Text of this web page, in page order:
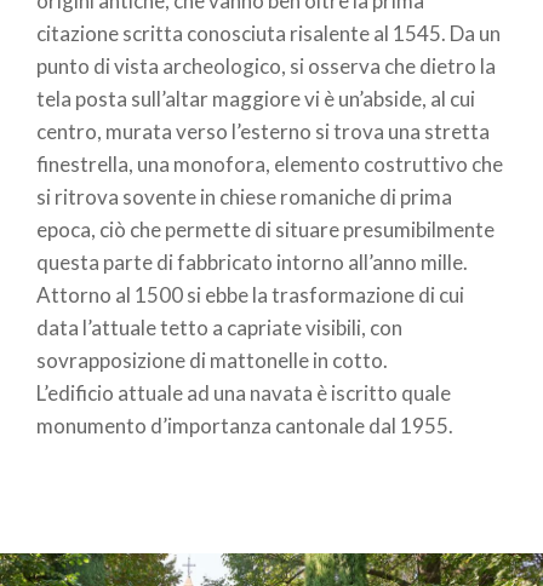
citazione scritta conosciuta risalente al 1545. Da un
punto di vista archeologico, si osserva che dietro la
tela posta sull’altar maggiore vi è un’abside, al cui
centro, murata verso l’esterno si trova una stretta
finestrella, una monofora, elemento costruttivo che
si ritrova sovente in chiese romaniche di prima
epoca, ciò che permette di situare presumibilmente
questa parte di fabbricato intorno all’anno mille.
Attorno al 1500 si ebbe la trasformazione di cui
data l’attuale tetto a capriate visibili, con
sovrapposizione di mattonelle in cotto.
L’edificio attuale ad una navata è iscritto quale
monumento d’importanza cantonale dal 1955.